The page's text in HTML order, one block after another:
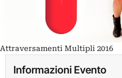
Attraversamenti Multipli 2016
Informazioni Evento